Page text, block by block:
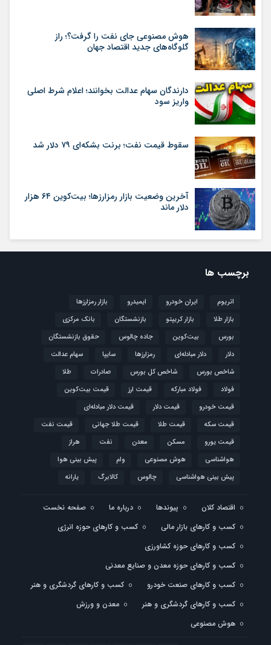
هوش مصنوعی جای نفت را گرفت؟؛ راز
گلوگاه‌های جدید اقتصاد جهان
دارندگان سهام عدالت بخوانند؛ اعلام شرط اصلی
واریز سود
سقوط قیمت نفت؛ برنت بشکه‌ای ۷۹ دلار شد
آخرین وضعیت بازار رمزارزها؛ بیت‌کوین ۶۴ هزار
دلار ماند
برچسب ها
اتریوم ایران خودرو ایمیدرو
بازار رمزارزها
بازار طلا
بازار کریپتو بازنشستگان
بانک مرکزی
بورس
بیت‌کوین جاده چالوس
حقوق بازنشستگان
دلار
دلار مبادله‌ای رمزارزها سایپا
سهام عدالت
شاخص بورس
شاخص کل بورس صادرات
طلا
فولاد
فولاد مبارکه قیمت ارز
قیمت بیت‌کوین
قیمت خودرو
قیمت دلار
قیمت دلار مبادله‌ای
قیمت سکه
قیمت طلا قیمت طلا جهانی
قیمت نفت
قیمت یورو
مسکن معدن نفت
هراز
هواشناسی
هوش مصنوعی وام
پیش بینی هوا
پیش بینی هواشناسی
چالوس کالابرگ یارانه
اقتصاد کلان پیوندها درباره ما
صفحه نخست
کسب و کارهای بازار مالی
کسب و کارهای حوزه انرژی
کسب و کارهای حوزه کشاورزی
کسب و کارهای حوزه معدن و صنایع معدنی
کسب و کارهای صنعت خودرو
کسب و کارهای گردشگری و هنر
کسب و کارهای گردشگری و هنر
معدن و ورزش
هوش مصنوعی